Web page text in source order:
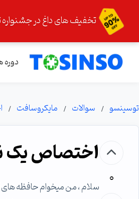
تخفیف های داغ در جشنواره
دوره
توسینسو سوالات مایکروسافت
0
اختصاص یک